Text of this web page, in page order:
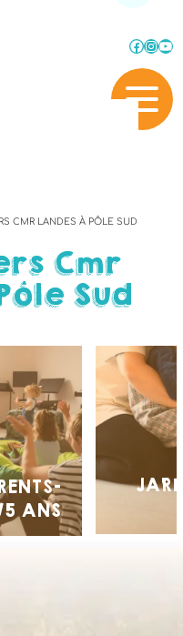
CMR LANDES À PÔLE SUD
Cmr
Sud
ANS